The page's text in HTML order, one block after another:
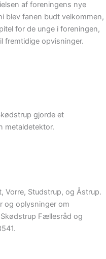
af foreningens nye
blev fanen budt velkommen,
for de unge i foreningen,
fremtidige opvisninger.
gjorde et
metaldetektor.
Vorre, Studstrup, og Åstrup.
og oplysninger om
Fællesråd og